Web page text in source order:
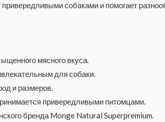
собаками и помогает
мясного вкуса.
для собаки.
и размеров.
привередливыми питомцами.
бренда Monge Natural Superpremium.